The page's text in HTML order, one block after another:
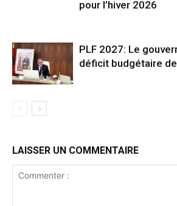
pour l’hiver 2026
PLF 2027: Le
déficit budgétaire de
LAISSER UN COMMENTAIRE